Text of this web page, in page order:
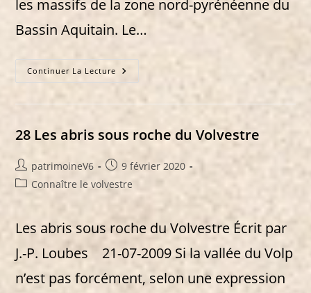
les massifs de la zone nord-pyrénéenne du
Bassin Aquitain. Le…
Continuer La Lecture 34
28 Les abris sous roche du Volvestre
Auteur/autrice
de
patrimoineV6
Publication
publiée :
9 février 2020
PostConnaître le volvestre
Les abris sous roche du Volvestre Écrit par
J.-P. Loubes 21-07-2009 Si la vallée du Volp
n’est pas forcément, selon une expression